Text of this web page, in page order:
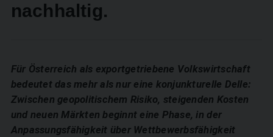
nachhaltig.
Für Österreich als exportgetriebene Volkswirtschaft
bedeutet das mehr als nur eine konjunkturelle Delle:
Zwischen geopolitischem Risiko, steigenden Kosten
und neuen Märkten beginnt eine Phase, in der
Anpassungsfähigkeit über Wettbewerbsfähigkeit